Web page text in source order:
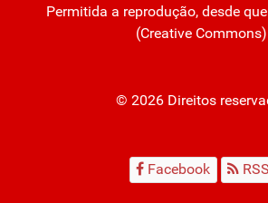
Permitida a reprodução, desde
(Creative Commons
© 2026 Direitos
Facebook RSS